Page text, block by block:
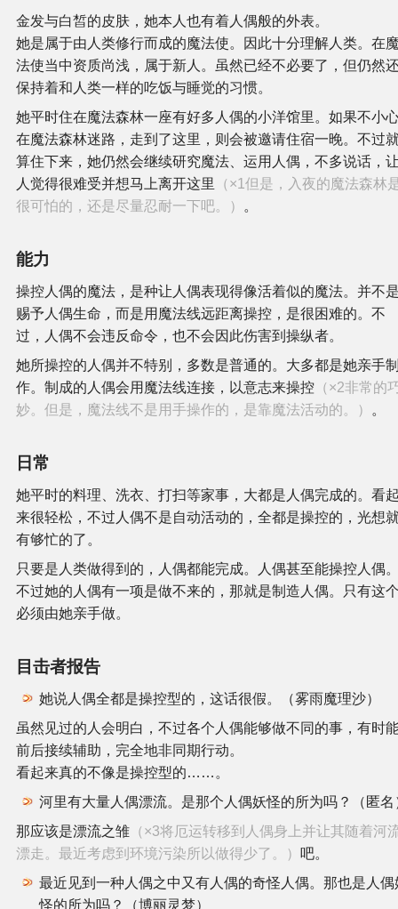
金发与白皙的皮肤，她本人也有着人偶般的外表。
她是属于由人类修行而成的魔法使。因此十分理解人类。在
法使当中资质尚浅，属于新人。虽然已经不必要了，但仍然
保持着和人类一样的吃饭与睡觉的习惯。
她平时住在魔法森林一座有好多人偶的小洋馆里。如果不小
在魔法森林迷路，走到了这里，则会被邀请住宿一晚。不过
算住下来，她仍然会继续研究魔法、运用人偶，不多说话，
人觉得很难受并想马上离开这里
（×1但是，入夜的魔法森林
很可怕的，还是尽量忍耐一下吧。）
。
能力
操控人偶的魔法，是种让人偶表现得像活着似的魔法。并不
赐予人偶生命，而是用魔法线远距离操控，是很困难的。不
过，人偶不会违反命令，也不会因此伤害到操纵者。
她所操控的人偶并不特别，多数是普通的。大多都是她亲手
作。制成的人偶会用魔法线连接，以意志来操控 （×2非常的
妙。但是，魔法线不是用手操作的，是靠魔法活动的。）
。
日常
她平时的料理、洗衣、打扫等家事，大都是人偶完成的。看
来很轻松，不过人偶不是自动活动的，全都是操控的，光想
有够忙的了。
只要是人类做得到的，人偶都能完成。人偶甚至能操控人偶
不过她的人偶有一项是做不来的，那就是制造人偶。只有这
必须由她亲手做。
目击者报告
她说人偶全都是操控型的，这话很假。（雾雨魔理沙）
虽然见过的人会明白，不过各个人偶能够做不同的事，有时
前后接续辅助，完全地非同期行动。
看起来真的不像是操控型的……。
河里有大量人偶漂流。是那个人偶妖怪的所为吗？（匿名
那应该是漂流之雏 （×3将厄运转移到人偶身上并让其随着河
漂走。最近考虑到环境污染所以做得少了。）
吧。
最近见到一种人偶之中又有人偶的奇怪人偶。那也是人偶
怪的所为吗？（博丽灵梦）